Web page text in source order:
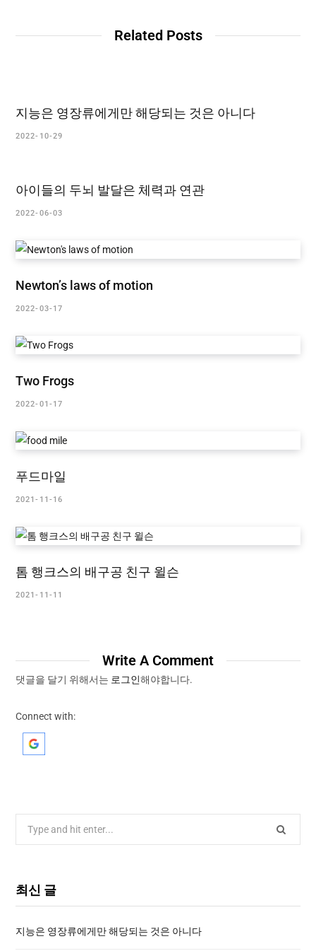
Related Posts
지능은 영장류에게만 해당되는 것은 아니다
2022-10-29
아이들의 두뇌 발달은 체력과 연관
2022-06-03
Newton’s laws of motion
2022-03-17
Two Frogs
2022-01-17
푸드마일
2021-11-16
톰 행크스의 배구공 친구 윌슨
2021-11-11
Write A Comment
댓글을 달기 위해서는 로그인해야합니다.
Connect with:
최신 글
지능은 영장류에게만 해당되는 것은 아니다